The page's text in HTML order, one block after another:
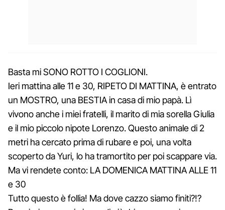
Basta mi SONO ROTTO I COGLIONI.
Ieri mattina alle 11 e 30, RIPETO DI MATTINA, è entrato
un MOSTRO, una BESTIA in casa di mio papà. Lì
vivono anche i miei fratelli, il marito di mia sorella Giulia
e il mio piccolo nipote Lorenzo. Questo animale di 2
metri ha cercato prima di rubare e poi, una volta
scoperto da Yuri, lo ha tramortito per poi scappare via.
Ma vi rendete conto: LA DOMENICA MATTINA ALLE 11
e 30
Tutto questo è follia! Ma dove cazzo siamo finiti?!?